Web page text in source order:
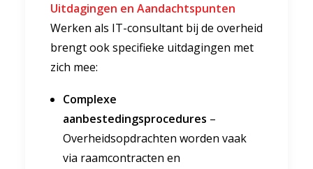
Uitdagingen en Aandachtspunten
Werken als IT-consultant bij de overheid
brengt ook specifieke uitdagingen met
zich mee:
Complexe
aanbestedingsprocedures –
Overheidsopdrachten worden vaak
via raamcontracten en